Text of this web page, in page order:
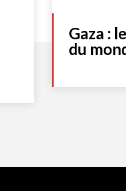
Gaza :
du